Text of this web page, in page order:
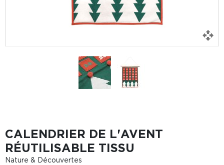
CALENDRIER DE L'AVENT
RÉUTILISABLE TISSU
Nature & Découvertes